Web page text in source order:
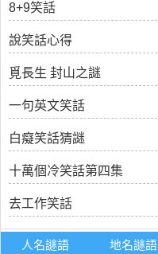
8+9笑話
說笑話心得
覓長生 封山之謎
一句英文笑話
白癡笑話猜謎
十萬個冷笑話第四集
去工作笑話
人名謎語 地名謎語